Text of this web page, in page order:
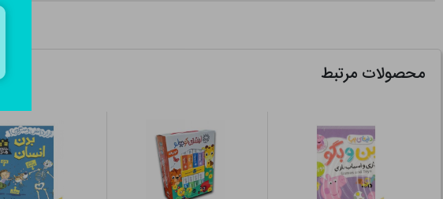
محصولات مرتبط